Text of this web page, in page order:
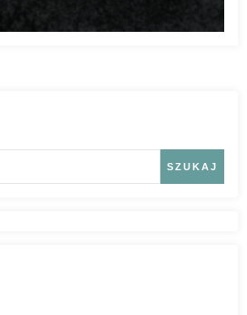
SZUKAJ